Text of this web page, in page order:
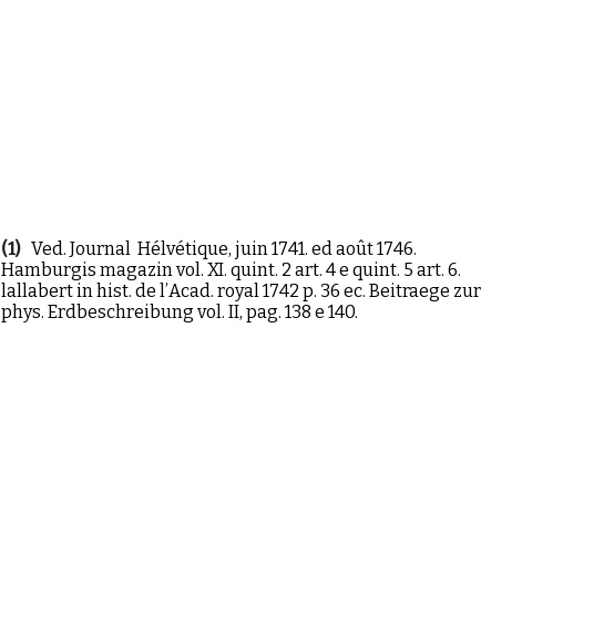
(1) Ved. Journal Hélvétique, juin 1741. ed août 1746.
Hamburgis magazin vol. XI. quint. 2 art. 4 e quint. 5 art. 6.
lallabert in hist. de lʼAcad. royal 1742 p. 36 ec. Beitraege zur
phys. Erdbeschreibung vol. II, pag. 138 e 140.